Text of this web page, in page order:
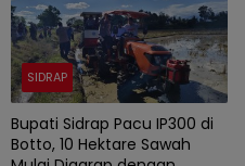
SIDRAP
Bupati Sidrap Pacu IP300 di
Botto, 10 Hektare Sawah